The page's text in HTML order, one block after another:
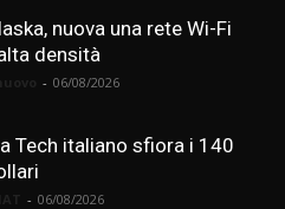
nuova una rete Wi-Fi
densità
- 06/08/2026
Tech italiano sfiora i 140
- 06/08/2026